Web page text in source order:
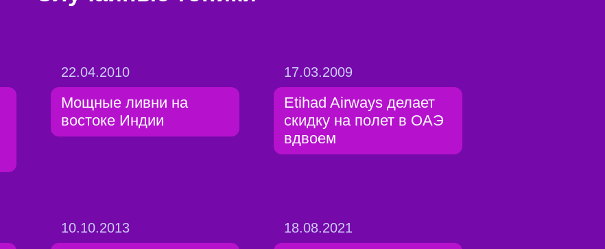
22.04.2010
Мощные ливни на
востоке Индии
17.03.2009
Etihad Airways делает
скидку на полет в ОАЭ
вдвоем
10.10.2013 18.08.2021